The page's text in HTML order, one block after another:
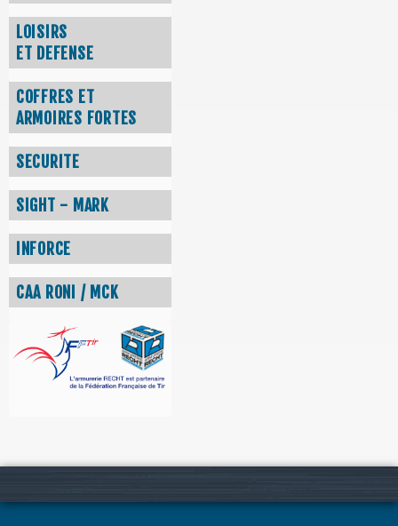
LOISIRS
ET DEFENSE
COFFRES ET
ARMOIRES FORTES
SECURITE
SIGHT - MARK
INFORCE
CAA RONI / MCK